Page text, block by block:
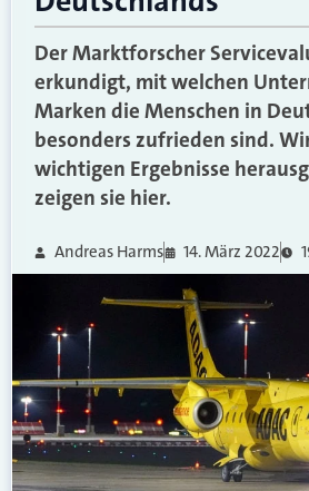
Der Marktforscher
erkundigt, mit welchen
Marken die Menschen in
besonders zufrieden sind.
wichtigen Ergebnisse
zeigen sie hier.
Andreas Harms 14. März 2022